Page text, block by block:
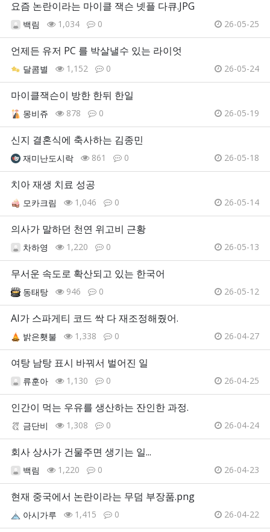
요즘 논란이라는 마이클 잭슨 넷플 다큐.JPG
백림 1,034 0 26-05-25
언제든 유저 PC 를 박살낼수 있는 라이엇
달콤별 1,152 0 26-05-24
마이클잭슨이 방한 한뒤 한일
몽비쥬 878 0 26-05-19
신지 결혼식에 축사하는 김종민
재미난도시락 861 0 26-05-18
치아 재생 치료 성공
모카크림 1,046 0 26-05-14
의사가 말하던 천연 위고비 근황
차하영 1,220 0 26-05-13
무서운 속도로 확산되고 있는 한국어
동태탕 946 0 26-05-12
AI가 스파게티 코드 싹 다 재조정해줬어.
밝은횃불 1,338 0 26-04-27
여탕 남탕 표시 바꿔서 벌어진 일
류훈아 1,130 0 26-04-25
인간이 먹는 우유를 생산하는 잔인한 과정.
금단비 1,308 0 26-04-24
회사 상사가 건물주면 생기는 일...
백림 1,220 0 26-04-23
현재 중국에서 논란이라는 무덤 부장품.png
아시가루 1,415 0 26-04-22